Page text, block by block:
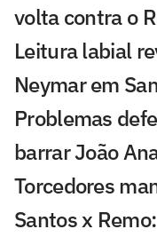
volta contra o
Leitura labial
Neymar em
Problemas
barrar João
Torcedores
Santos x